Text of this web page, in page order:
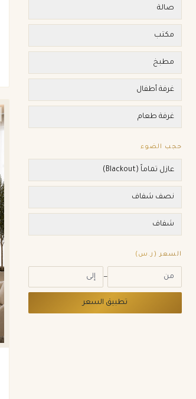
صالة
مكتب
مطبخ
غرفة أطفال
غرفة طعام
حجب الضوء
عازل تماماً (Blackout)
نصف شفاف
شفاف
السعر (ر.س)
—
تطبيق السعر